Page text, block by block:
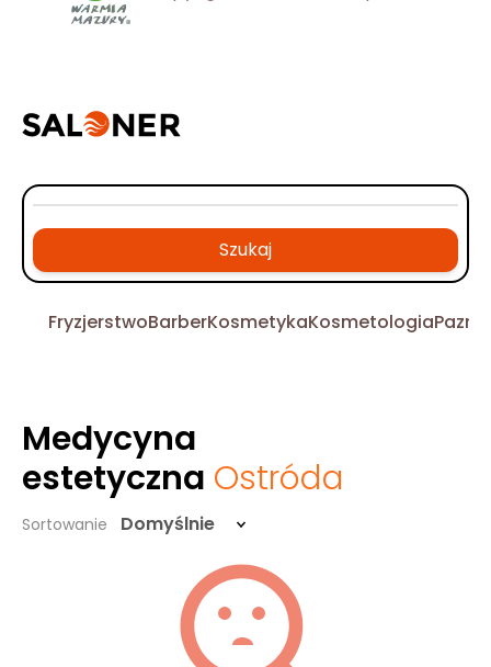
Szukaj
FryzjerstwoBarberKosmetykaKosmetologia
Medycyna
estetyczna Ostróda
Sortowanie Domyślnie